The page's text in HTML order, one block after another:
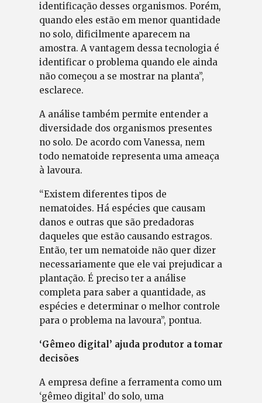
identificação desses organismos. Porém,
quando eles estão em menor quantidade
no solo, dificilmente aparecem na
amostra. A vantagem dessa tecnologia é
identificar o problema quando ele ainda
não começou a se mostrar na planta”,
esclarece.
A análise também permite entender a
diversidade dos organismos presentes
no solo. De acordo com Vanessa, nem
todo nematoide representa uma ameaça
à lavoura.
“Existem diferentes tipos de
nematoides. Há espécies que causam
danos e outras que são predadoras
daqueles que estão causando estragos.
Então, ter um nematoide não quer dizer
necessariamente que ele vai prejudicar a
plantação. É preciso ter a análise
completa para saber a quantidade, as
espécies e determinar o melhor controle
para o problema na lavoura”, pontua.
‘Gêmeo digital’ ajuda produtor a tomar
decisões
A empresa define a ferramenta como um
‘gêmeo digital’ do solo, uma